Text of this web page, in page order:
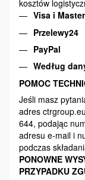
kosztów
Visa i
Przelewy24
PayPal
Według
POMOC
Jeśli masz
adres
644, podając
adresu e-mail i
podczas
PONOWNE
PRZYPADKU